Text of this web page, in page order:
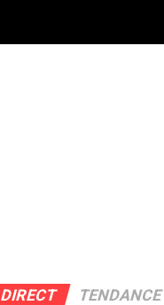
DIRECT TENDANCE